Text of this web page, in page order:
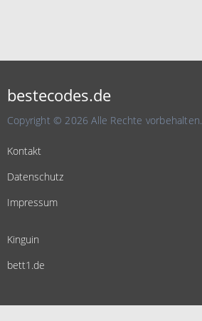
bestecodes.de
Copyright © 2026 Alle Rechte vorbehalten.
Kontakt
Datenschutz
Impressum
Kinguin
bett1.de